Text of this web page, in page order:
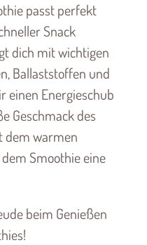
passt perfekt
Snack
dich mit wichtigen
Ballaststoffen und
einen Energieschub
Geschmack des
dem warmen
Smoothie eine
beim Genießen